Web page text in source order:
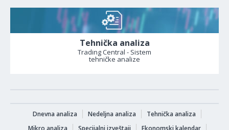
Tehnička analiza
Trading Central - Sistem
tehničke analize
Dnevna analiza Nedeljna analiza
Tehnička analiza
Mikro analiza
Specijalni izveštaji Ekonomski kalendar